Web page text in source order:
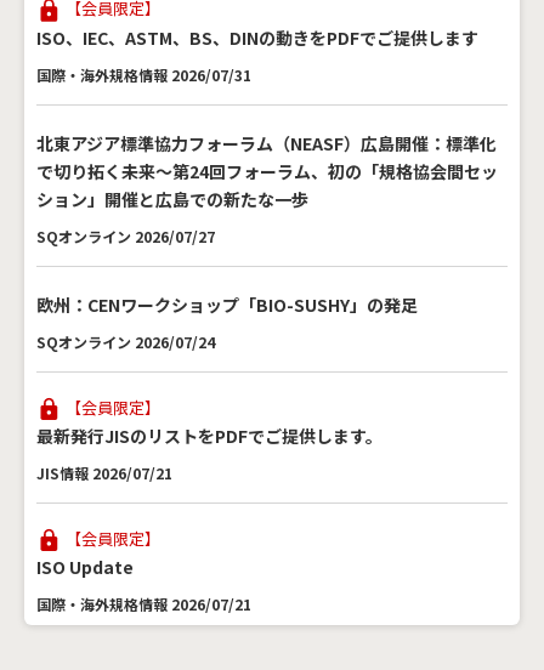
【会員限定】
ISO、IEC、ASTM、BS、DINの動きをPDFでご提供します
国際・海外規格情報 2026/07/31
北東アジア標準協力フォーラム（NEASF）広島開催：標準化
で切り拓く未来～第24回フォーラム、初の「規格協会間セッ
ション」開催と広島での新たな一歩
SQオンライン 2026/07/27
欧州：CENワークショップ「BIO-SUSHY」の発足
SQオンライン 2026/07/24
【会員限定】
最新発行JISのリストをPDFでご提供します。
JIS情報 2026/07/21
【会員限定】
ISO Update
国際・海外規格情報 2026/07/21